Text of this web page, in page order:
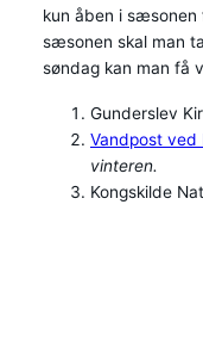
kun åben i sæsonen
sæsonen skal man
søndag kan man få
Gunderslev
Vandpost ved
vinteren.
Kongskilde